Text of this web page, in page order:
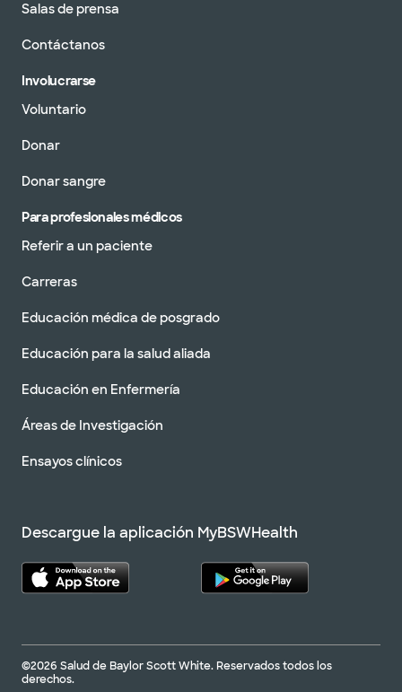
Salas de prensa
Contáctanos
Involucrarse
Voluntario
Donar
Donar sangre
Para profesionales médicos
Referir a un paciente
Carreras
Educación médica de posgrado
Educación para la salud aliada
Educación en Enfermería
Áreas de Investigación
Ensayos clínicos
Descargue la aplicación MyBSWHealth
©2026 Salud de Baylor Scott White. Reservados todos los
derechos.